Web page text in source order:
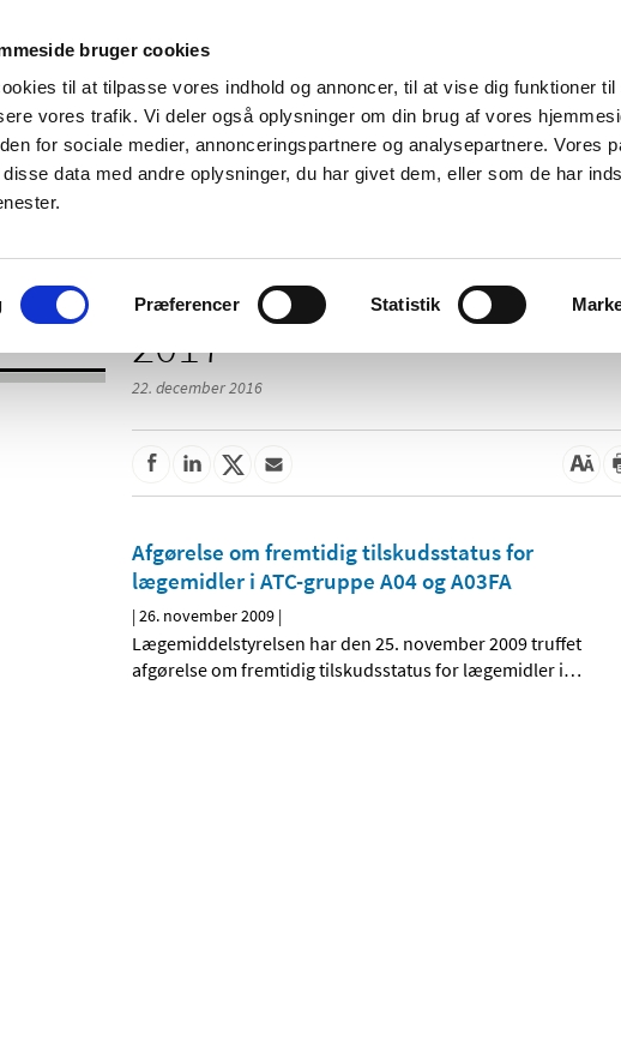
bruger cookies
til at tilpasse vores indhold og annoncer, til at vise dig funktioner
vores trafik. Vi deler også oplysninger om din brug af vores
for sociale medier, annonceringspartnere og analysepartnere. Vores
data med andre oplysninger, du har givet dem, eller som de har
Præferencer Statistik
Nyheder Om os
Bivirkninger og
produktinformation
Tilskud og
Apoteker og salg af
2017
22. december 2016
Afgørelse om fremtidig tilskudsstatus for
lægemidler i ATC-gruppe A04 og A03FA
|26. november 2009 |
Lægemiddelstyrelsen har den 25. november 2009 truffet
afgørelse om fremtidig tilskudsstatus for lægemidler i…